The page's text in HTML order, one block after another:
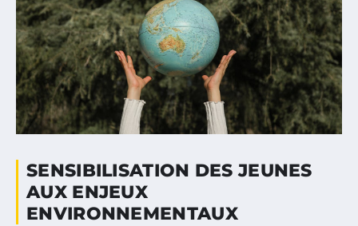
SENSIBILISATION DES JEUNES
AUX ENJEUX
ENVIRONNEMENTAUX